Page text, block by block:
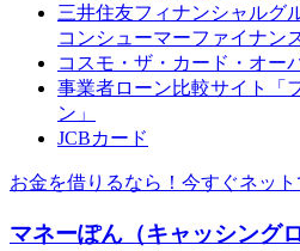
三井住友フィナンシャルグ
コンシューマーファイナン
コスモ・ザ・カード・オー
事業者ローン比較サイト「
ン」
JCBカード
お金を借りるなら！今すぐネット
マネーぽん（キャッシング